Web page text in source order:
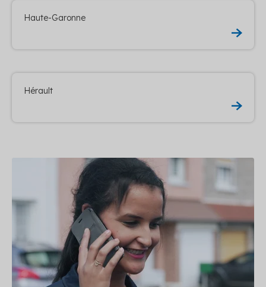
Haute-Garonne
Hérault